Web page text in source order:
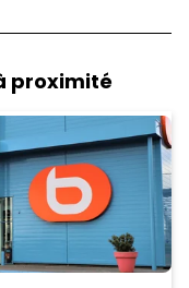
proximité